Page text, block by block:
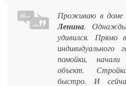
Проживаю в доме
Ленина.
удивился. Прямо
помойки, начали
объект.
быстро. И